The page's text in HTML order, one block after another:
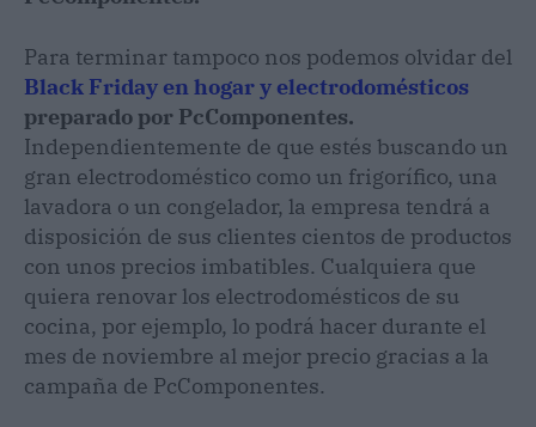
Para terminar tampoco nos podemos olvidar del
Black Friday en hogar y electrodomésticos
preparado por PcComponentes.
Independientemente de que estés buscando un
gran electrodoméstico como un frigorífico, una
lavadora o un congelador, la empresa tendrá a
disposición de sus clientes cientos de productos
con unos precios imbatibles. Cualquiera que
quiera renovar los electrodomésticos de su
cocina, por ejemplo, lo podrá hacer durante el
mes de noviembre al mejor precio gracias a la
campaña de PcComponentes.